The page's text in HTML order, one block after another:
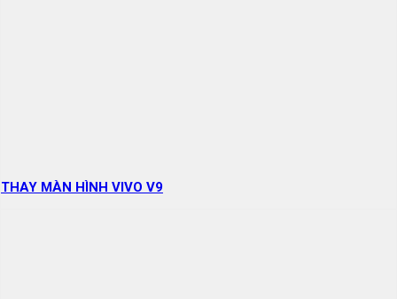
THAY MÀN HÌNH VIVO V9